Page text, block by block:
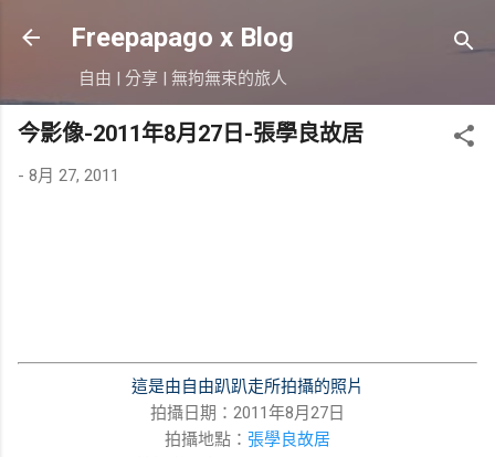
跳到主要內容
Freepapago x Blog
自由 | 分享 | 無拘無束的旅人
今影像-2011年8月27日-張學良故居
- 8月 27, 2011
這是由自由趴趴走所拍攝的照片
拍攝日期：2011年8月27日
拍攝地點： 張學良故居